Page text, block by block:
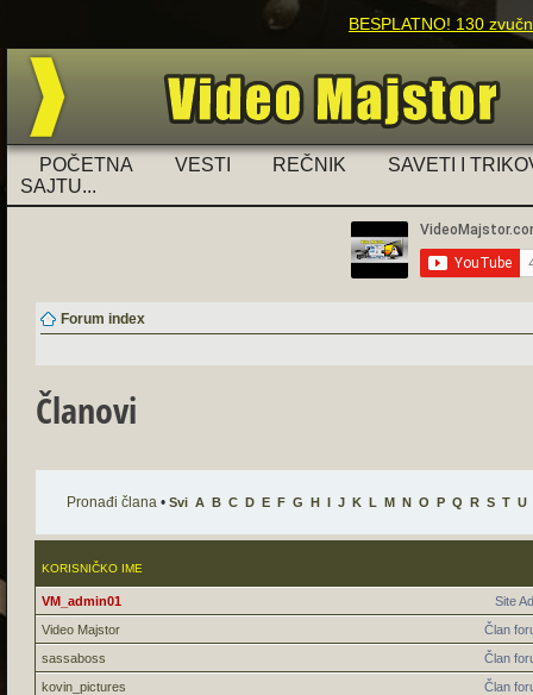
BESPLATNO! 130
POČETNA VESTI REČNIK
SAVETI I
SAJTU...
Forum index
Članovi
Pronađi člana • Svi A B C D E F G H I J K L M N O P Q R S T U
KORISNIČKO IME
Site
VM_admin01
Član
Video Majstor
Član
sassaboss
Član
kovin_pictures